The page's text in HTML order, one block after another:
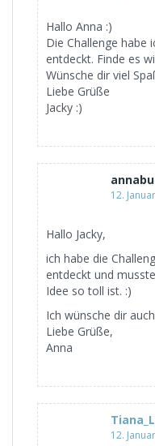
Hallo Anna :)
Die Challenge habe
entdeckt. Finde es
Wünsche dir viel
Liebe Grüße
Jacky :)
12.
Hallo Jacky,
ich habe die
entdeckt und
Idee so toll ist. :)
Ich wünsche dir
Liebe Grüße,
Anna
12.